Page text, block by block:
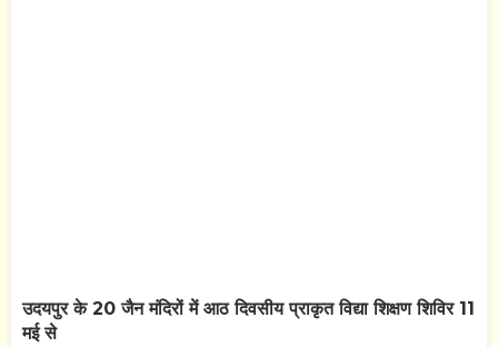
उदयपुर के 20 जैन मंदिरों में आठ दिवसीय प्राकृत विद्या शिक्षण शिविर 11
मई से